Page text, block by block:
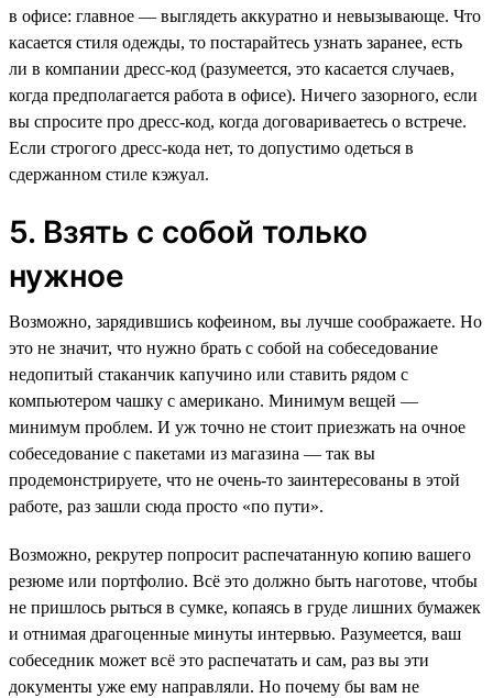
в офисе: главное — выглядеть аккуратно и невызывающе. Что
касается стиля одежды, то постарайтесь узнать заранее, есть
ли в компании дресс-код (разумеется, это касается случаев,
когда предполагается работа в офисе). Ничего зазорного, если
вы спросите про дресс-код, когда договариваетесь о встрече.
Если строгого дресс-кода нет, то допустимо одеться в
сдержанном стиле кэжуал.
5. Взять с собой только
нужное
Возможно, зарядившись кофеином, вы лучше соображаете. Но
это не значит, что нужно брать с собой на собеседование
недопитый стаканчик капучино или ставить рядом с
компьютером чашку с американо. Минимум вещей —
минимум проблем. И уж точно не стоит приезжать на очное
собеседование с пакетами из магазина — так вы
продемонстрируете, что не очень-то заинтересованы в этой
работе, раз зашли сюда просто «по пути».
Возможно, рекрутер попросит распечатанную копию вашего
резюме или портфолио. Всё это должно быть наготове, чтобы
не пришлось рыться в сумке, копаясь в груде лишних бумажек
и отнимая драгоценные минуты интервью. Разумеется, ваш
собеседник может всё это распечатать и сам, раз вы эти
документы уже ему направляли. Но почему бы вам не